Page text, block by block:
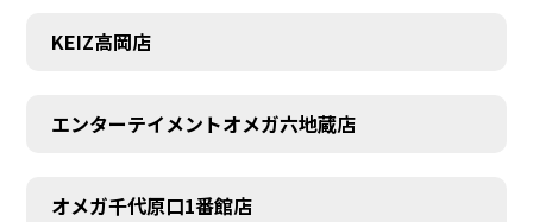
KEIZ高岡店
エンターテイメントオメガ六地蔵店
オメガ千代原口1番館店